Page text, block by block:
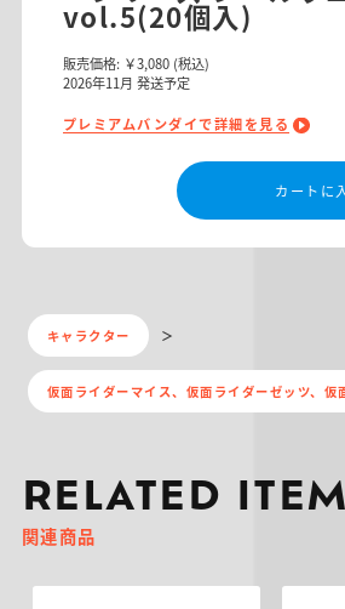
vol.5(20個入)
販売価格: ￥3,080 (税込)
2026年11月 発送予定
プレミアムバンダイで詳細を見る
カートに
キャラクター
仮面ライダーマイス、仮面ライダーゼッツ、仮
RELATED
関連商品